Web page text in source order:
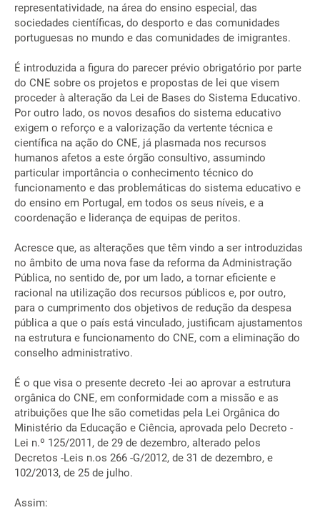
representatividade, na área do ensino especial, das
sociedades científicas, do desporto e das comunidades
portuguesas no mundo e das comunidades de imigrantes.
É introduzida a figura do parecer prévio obrigatório por parte
do CNE sobre os projetos e propostas de lei que visem
proceder à alteração da Lei de Bases do Sistema Educativo.
Por outro lado, os novos desafios do sistema educativo
exigem o reforço e a valorização da vertente técnica e
científica na ação do CNE, já plasmada nos recursos
humanos afetos a este órgão consultivo, assumindo
particular importância o conhecimento técnico do
funcionamento e das problemáticas do sistema educativo e
do ensino em Portugal, em todos os seus níveis, e a
coordenação e liderança de equipas de peritos.
Acresce que, as alterações que têm vindo a ser introduzidas
no âmbito de uma nova fase da reforma da Administração
Pública, no sentido de, por um lado, a tornar eficiente e
racional na utilização dos recursos públicos e, por outro,
para o cumprimento dos objetivos de redução da despesa
pública a que o país está vinculado, justificam ajustamentos
na estrutura e funcionamento do CNE, com a eliminação do
conselho administrativo.
É o que visa o presente decreto -lei ao aprovar a estrutura
orgânica do CNE, em conformidade com a missão e as
atribuições que lhe são cometidas pela Lei Orgânica do
Ministério da Educação e Ciência, aprovada pelo Decreto -
Lei n.º 125/2011, de 29 de dezembro, alterado pelos
Decretos -Leis n.os 266 -G/2012, de 31 de dezembro, e
102/2013, de 25 de julho.
Assim: